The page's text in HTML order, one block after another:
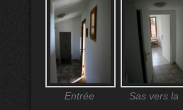
Entrée
Sas vers la